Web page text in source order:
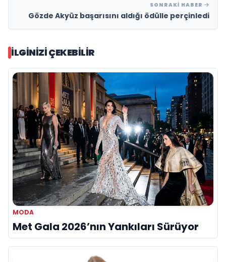
SONRAKI HABER
Gözde Akyüz başarısını aldığı ödülle perçinledi
İLGINIZI ÇEKEBILIR
MODA
Met Gala 2026’nın Yankıları Sürüyor